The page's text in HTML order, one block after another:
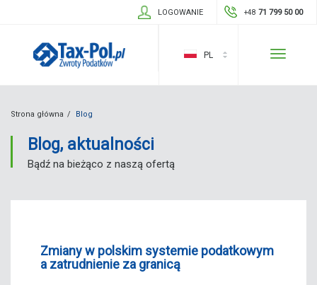
+48 71 799 50 00
LOGOWANIE
Toggle
PL
Strona główna Blog
Blog, aktualności
Bądź na bieżąco z naszą ofertą
Zmiany w polskim systemie podatkowym
a zatrudnienie za granicą